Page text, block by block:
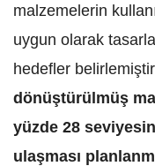
malzemelerin
uygun olarak
hedefler
dönüştürülmüş
yüzde 28
ulaşması